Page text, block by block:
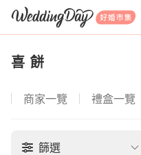
WeddingDay
喜餅
喜餅導覽
商家一覽 禮盒一覽
篩選